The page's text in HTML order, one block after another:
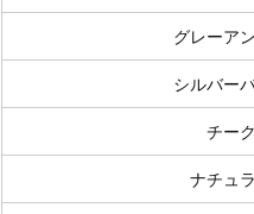
グレーア
シルバー
チーク
ナチュ